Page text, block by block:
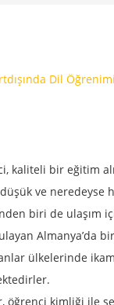
kaliteli bir eğitim
ve neredeyse
biri de ulaşım
Almanya’da
ülkelerinde
öğrenci kimliği ile